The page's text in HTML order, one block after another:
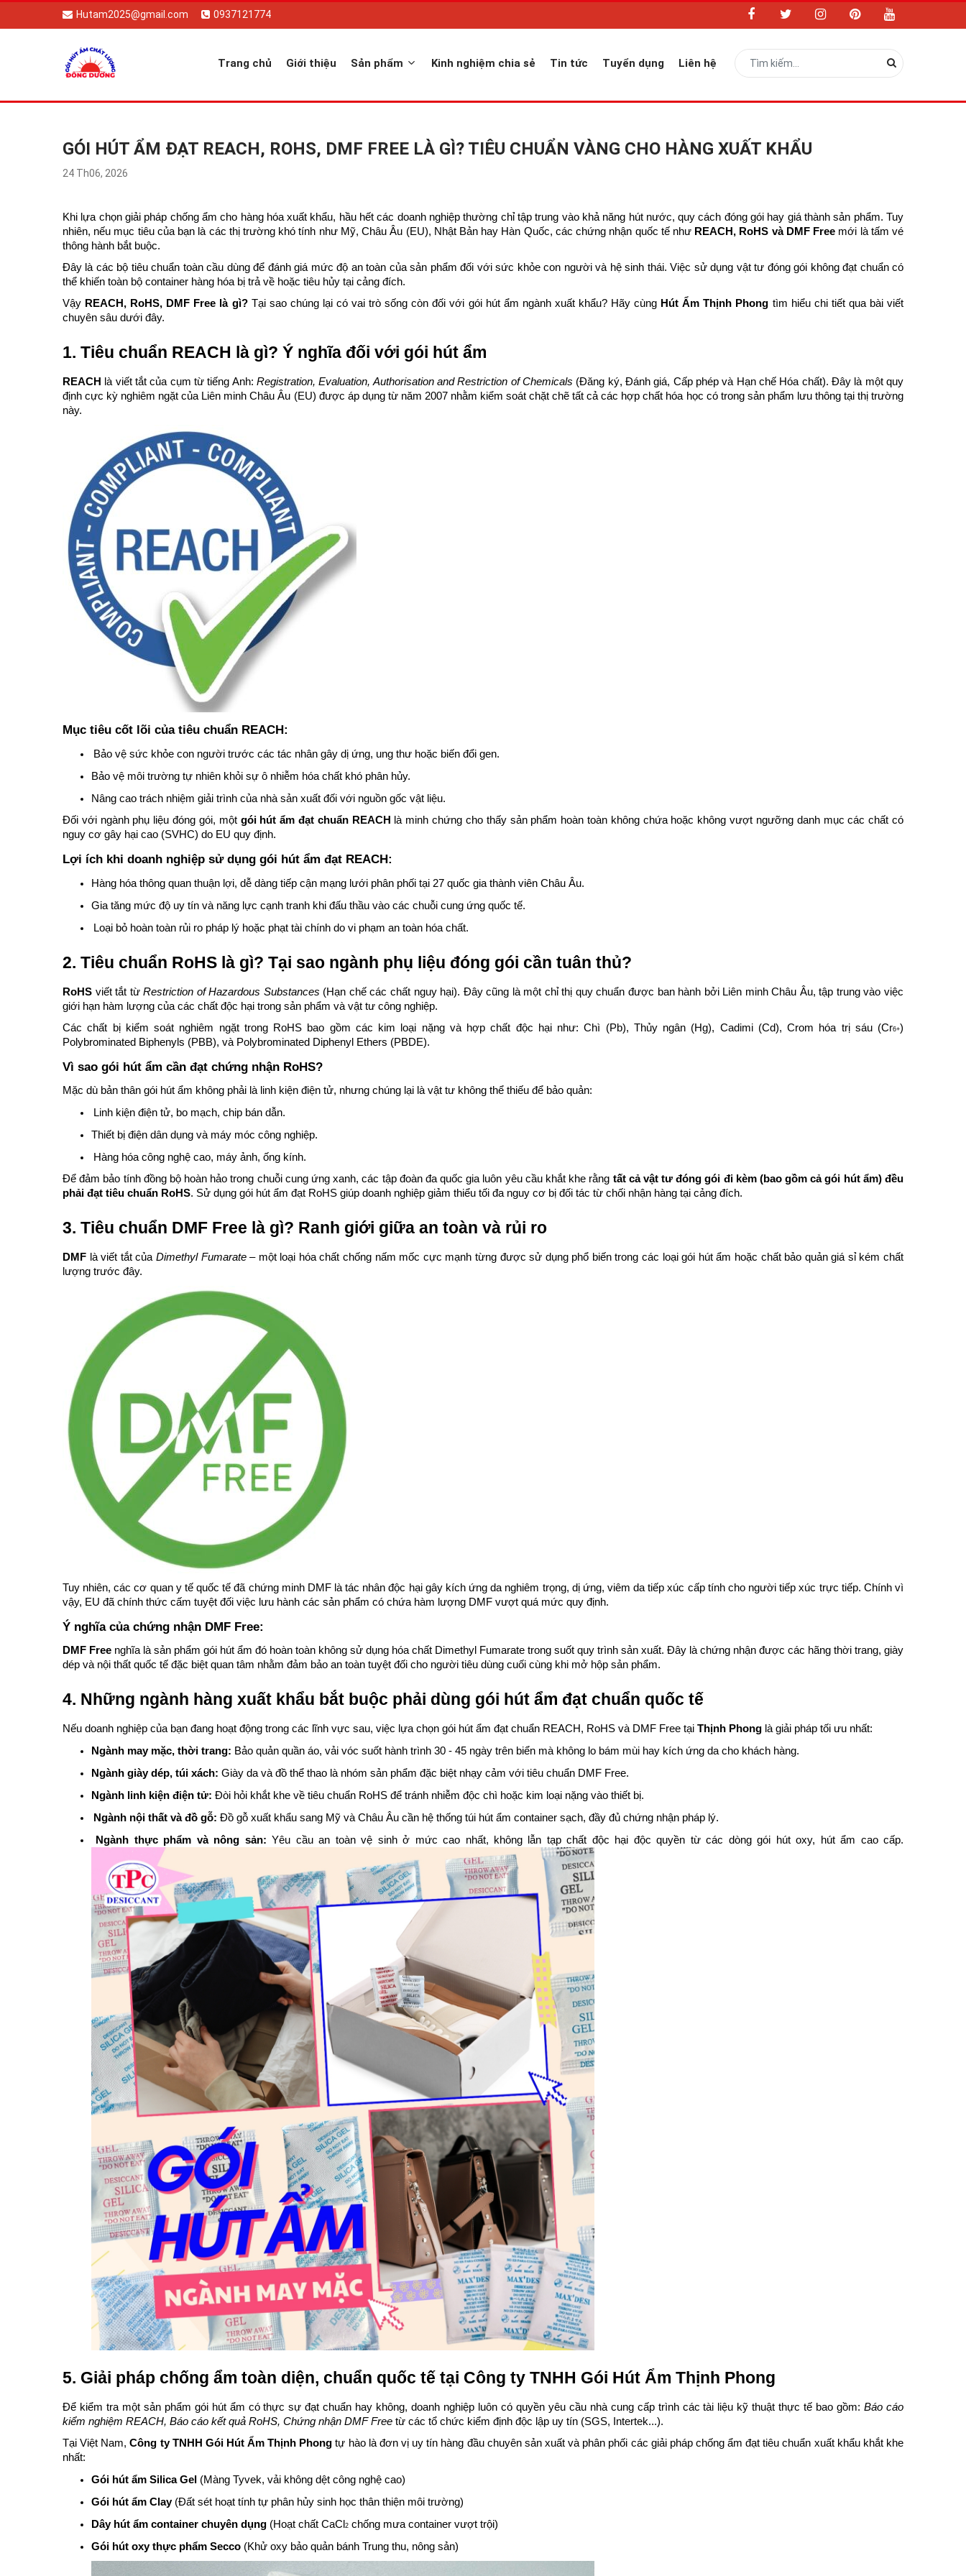
Hutam2025@gmail.com 0937121774
Trang chủ Giới thiệu Sản phẩm Kinh nghiệm chia sẻ Tin tức Tuyển dụng Liên hệ
GÓI HÚT ẨM ĐẠT REACH, ROHS, DMF FREE LÀ GÌ? TIÊU CHUẨN VÀNG CHO HÀNG XUẤT KHẨU
24 Th06, 2026
Khi lựa chọn giải pháp chống ẩm cho hàng hóa xuất khẩu, hầu hết các doanh nghiệp thường chỉ tập trung vào khả năng hút nước, quy cách đóng gói hay giá thành sản phẩm. Tuy
nhiên, nếu mục tiêu của bạn là các thị trường khó tính như Mỹ, Châu Âu (EU), Nhật Bản hay Hàn Quốc, các chứng nhận quốc tế như REACH, RoHS và DMF Free mới là tấm vé
thông hành bắt buộc.
Đây là các bộ tiêu chuẩn toàn cầu dùng để đánh giá mức độ an toàn của sản phẩm đối với sức khỏe con người và hệ sinh thái. Việc sử dụng vật tư đóng gói không đạt chuẩn có
thể khiến toàn bộ container hàng hóa bị trả về hoặc tiêu hủy tại cảng đích.
Vậy REACH, RoHS, DMF Free là gì?Tại sao chúng lại có vai trò sống còn đối với gói hút ẩm ngành xuất khẩu? Hãy cùng Hút Ẩm Thịnh Phong tìm hiểu chi tiết qua bài viết
chuyên sâu dưới đây.
1. Tiêu chuẩn REACH là gì? Ý nghĩa đối với gói hút ẩm
REACH là viết tắt của cụm từ tiếng Anh: Registration, Evaluation, Authorisation and Restriction of Chemicals (Đăng ký, Đánh giá, Cấp phép và Hạn chế Hóa chất). Đây là một quy
định cực kỳ nghiêm ngặt của Liên minh Châu Âu (EU) được áp dụng từ năm 2007 nhằm kiểm soát chặt chẽ tất cả các hợp chất hóa học có trong sản phẩm lưu thông tại thị trường
này.
Mục tiêu cốt lõi của tiêu chuẩn REACH:
Bảo vệ sức khỏe con người trước các tác nhân gây dị ứng, ung thư hoặc biến đổi gen.
Bảo vệ môi trường tự nhiên khỏi sự ô nhiễm hóa chất khó phân hủy.
Nâng cao trách nhiệm giải trình của nhà sản xuất đối với nguồn gốc vật liệu.
Đối với ngành phụ liệu đóng gói, một gói hút ẩm đạt chuẩn REACH
là minh chứng cho thấy sản phẩm hoàn toàn không chứa hoặc không vượt ngưỡng danh mục các chất có
nguy cơ gây hại cao (SVHC) do EU quy định.
Lợi ích khi doanh nghiệp sử dụng gói hút ẩm đạt REACH:
Hàng hóa thông quan thuận lợi, dễ dàng tiếp cận mạng lưới phân phối tại 27 quốc gia thành viên Châu Âu.
Gia tăng mức độ uy tín và năng lực cạnh tranh khi đấu thầu vào các chuỗi cung ứng quốc tế.
Loại bỏ hoàn toàn rủi ro pháp lý hoặc phạt tài chính do vi phạm an toàn hóa chất.
2. Tiêu chuẩn RoHS là gì? Tại sao ngành phụ liệu đóng gói cần tuân thủ?
RoHS viết tắt từRestriction of Hazardous Substances (Hạn chế các chất nguy hại). Đây cũng là một chỉ thị quy chuẩn được ban hành bởi Liên minh Châu Âu, tập trung vào việc
giới hạn hàm lượng của các chất độc hại trong sản phẩm và vật tư công nghiệp.
Các chất bị kiểm soát nghiêm ngặt trong RoHS bao gồm các kim loại nặng và hợp chất độc hại như: Chì (Pb), Thủy ngân (Hg), Cadimi (Cd), Crom hóa trị sáu (Cr6+)
Polybrominated Biphenyls (PBB), và Polybrominated Diphenyl Ethers (PBDE).
Vì sao gói hút ẩm cần đạt chứng nhận RoHS?
Mặc dù bản thân gói hút ẩm không phải là linh kiện điện tử, nhưng chúng lại là vật tư không thể thiếu để bảo quản:
Linh kiện điện tử, bo mạch, chip bán dẫn.
Thiết bị điện dân dụng và máy móc công nghiệp.
Hàng hóa công nghệ cao, máy ảnh, ống kính.
Để đảm bảo tính đồng bộ hoàn hảo trong chuỗi cung ứng xanh, các tập đoàn đa quốc gia luôn yêu cầu khắt khe rằng tất cả vật tư đóng gói đi kèm (bao gồm cả gói hút ẩm) đều
phải đạt tiêu chuẩn RoHS. Sử dụng gói hút ẩm đạt RoHS giúp doanh nghiệp giảm thiểu tối đa nguy cơ bị đối tác từ chối nhận hàng tại cảng đích.
3. Tiêu chuẩn DMF Free là gì? Ranh giới giữa an toàn và rủi ro
DMF là viết tắt của Dimethyl Fumarate– một loại hóa chất chống nấm mốc cực mạnh từng được sử dụng phổ biến trong các loại gói hút ẩm hoặc chất bảo quản giá sỉ kém chất
lượng trước đây.
Tuy nhiên, các cơ quan y tế quốc tế đã chứng minh DMF là tác nhân độc hại gây kích ứng da nghiêm trọng, dị ứng, viêm da tiếp xúc cấp tính cho người tiếp xúc trực tiếp. Chính vì
vậy, EU đã chính thức cấm tuyệt đối việc lưu hành các sản phẩm có chứa hàm lượng DMF vượt quá mức quy định.
Ý nghĩa của chứng nhận DMF Free:
DMF Free nghĩa là sản phẩm gói hút ẩm đó hoàn toàn không sử dụng hóa chất Dimethyl Fumarate trong suốt quy trình sản xuất. Đây là chứng nhận được các hãng thời trang, giày
dép và nội thất quốc tế đặc biệt quan tâm nhằm đảm bảo an toàn tuyệt đối cho người tiêu dùng cuối cùng khi mở hộp sản phẩm.
4. Những ngành hàng xuất khẩu bắt buộc phải dùng gói hút ẩm đạt chuẩn quốc tế
Nếu doanh nghiệp của bạn đang hoạt động trong các lĩnh vực sau, việc lựa chọn gói hút ẩm đạt chuẩn REACH, RoHS và DMF Free tại Thịnh Phong là giải pháp tối ưu nhất:
Ngành may mặc, thời trang: Bảo quản quần áo, vải vóc suốt hành trình 30 - 45 ngày trên biển mà không lo bám mùi hay kích ứng da cho khách hàng.
Ngành giày dép, túi xách: Giày da và đồ thể thao là nhóm sản phẩm đặc biệt nhạy cảm với tiêu chuẩn DMF Free.
Ngành linh kiện điện tử: Đòi hỏi khắt khe về tiêu chuẩn RoHS để tránh nhiễm độc chì hoặc kim loại nặng vào thiết bị.
Ngành nội thất và đồ gỗ: Đồ gỗ xuất khẩu sang Mỹ và Châu Âu cần hệ thống túi hút ẩm container sạch, đầy đủ chứng nhận pháp lý.
Ngành thực phẩm và nông sản: Yêu cầu an toàn vệ sinh ở mức cao nhất, không lẫn tạp chất độc hại độc quyền từ các dòng gói hút oxy, hút ẩm cao cấp.
5. Giải pháp chống ẩm toàn diện, chuẩn quốc tế tại Công ty TNHH Gói Hút Ẩm Thịnh Phong
Để kiểm tra một sản phẩm gói hút ẩm có thực sự đạt chuẩn hay không, doanh nghiệp luôn có quyền yêu cầu nhà cung cấp trình các tài liệu kỹ thuật thực tế bao gồm:Báo cáo
kiểm nghiệm REACH, Báo cáo kết quả RoHS, Chứng nhận DMF Free từ các tổ chức kiểm định độc lập uy tín (SGS, Intertek...).
Tại Việt Nam,Công ty TNHH Gói Hút Ẩm Thịnh Phong tự hào là đơn vị uy tín hàng đầu chuyên sản xuất và phân phối các giải pháp chống ẩm đạt tiêu chuẩn xuất khẩu khắt khe
nhất:
Gói hút ẩm Silica Gel (Màng Tyvek, vải không dệt công nghệ cao)
Gói hút ẩm Clay(Đất sét hoạt tính tự phân hủy sinh học thân thiện môi trường)
Dây hút ẩm container chuyên dụng (Hoạt chất CaCl 2 chống mưa container vượt trội)
Gói hút oxy thực phẩm Secco (Khử oxy bảo quản bánh Trung thu, nông sản)